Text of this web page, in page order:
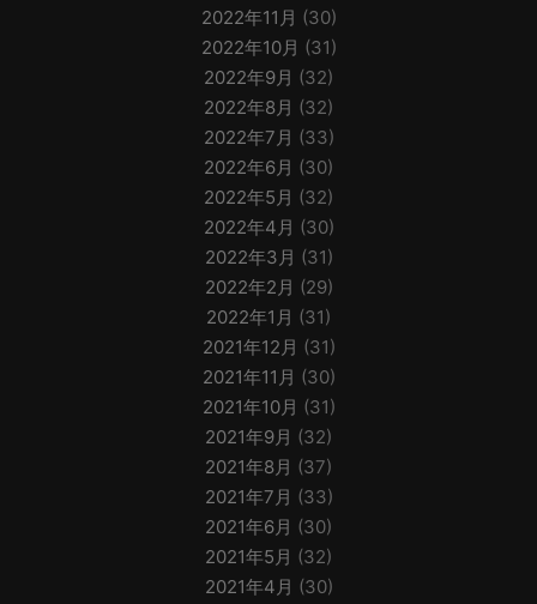
2022年11月 (30)
2022年10月 (31)
2022年9月 (32)
2022年8月 (32)
2022年7月 (33)
2022年6月 (30)
2022年5月 (32)
2022年4月 (30)
2022年3月 (31)
2022年2月 (29)
2022年1月 (31)
2021年12月 (31)
2021年11月 (30)
2021年10月 (31)
2021年9月 (32)
2021年8月 (37)
2021年7月 (33)
2021年6月 (30)
2021年5月 (32)
2021年4月 (30)